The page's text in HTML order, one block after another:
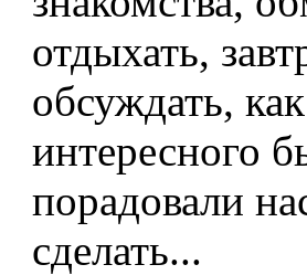
отдыхать,
обсуждать,
интересного
порадовали
сделать...